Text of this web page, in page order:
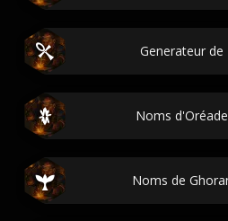
Generateur
Noms
Noms de